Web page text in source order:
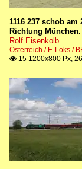
1116 237 schob
Richtung München.
Rolf Eisenkolb
Österreich / E-Loks /
 15 1200x800 Px,